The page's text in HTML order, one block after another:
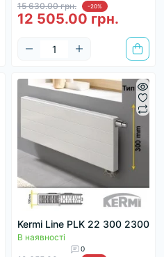
15 630.00 грн. -20%
12 505.00 грн.
Kermi Line PLK 22 300 2300
В наявності
0